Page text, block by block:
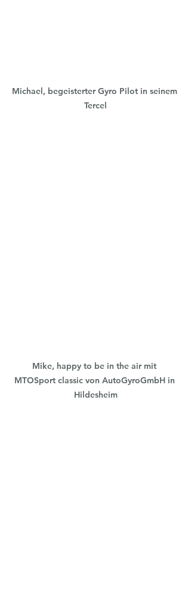
Michael, begeisterter Gyro Pilot in seinem
Tercel
Mike, happy to be in the air mit
MTOSport classic von AutoGyroGmbH in
Hildesheim